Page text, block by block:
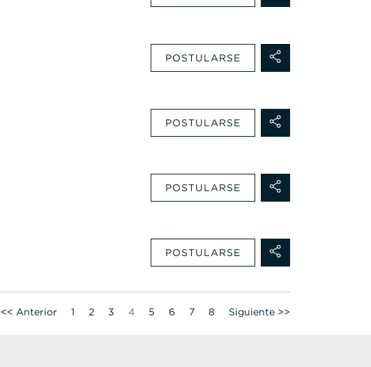
POSTULARSE
POSTULARSE
POSTULARSE
POSTULARSE
<< Anterior 1 2 3 Página
4 5 6 7 8 Siguiente >>